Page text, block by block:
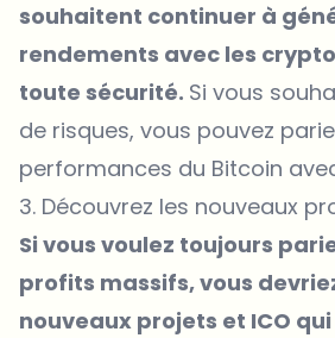
souhaitent continuer à
rendements avec les
toute sécurité. Si vous
de risques, vous pouvez
performances du Bitcoin
3. Découvrez les nouveaux
Si vous voulez toujours
profits massifs, vous
nouveaux projets et ICO